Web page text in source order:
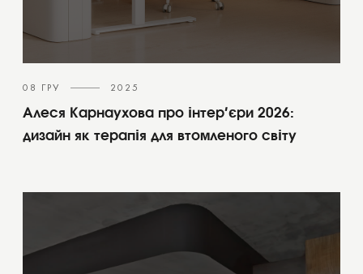
08 ГРУ 2025
Алеся Карнаухова про інтер’єри 2026:
дизайн як терапія для втомленого світу